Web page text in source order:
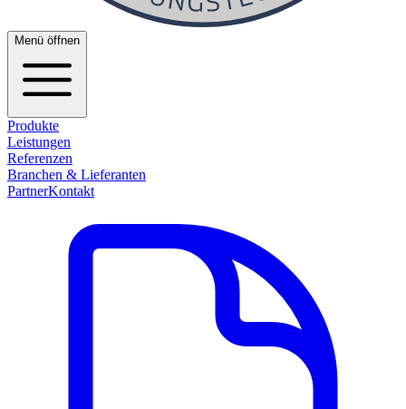
Menü öffnen
Produkte
Leistungen
Referenzen
Branchen & Lieferanten
PartnerKontakt